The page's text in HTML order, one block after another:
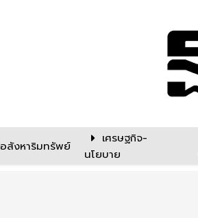
อสังหาริมทรัพย์
เศรษฐกิจ-
นโยบาย